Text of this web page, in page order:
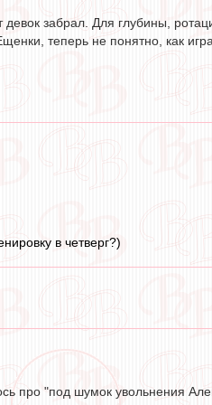
забрал. Для глубины,
теперь не понятно, как
в четверг?)
про "под шумок увольнения